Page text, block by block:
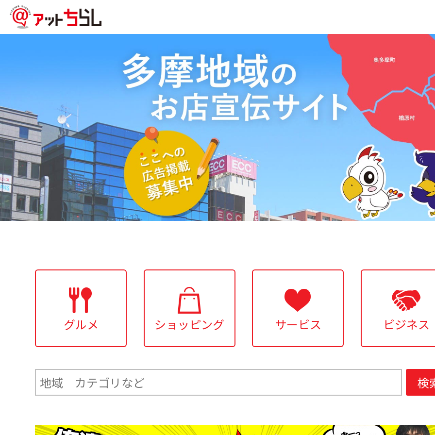
グルメ ショッピング サービス ビジネス
検